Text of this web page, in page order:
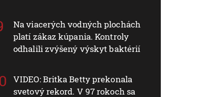
Na viacerých vodných plochách
platí zákaz kúpania. Kontroly
odhalili zvýšený výskyt baktérií
VIDEO: Britka Betty prekonala
svetový rekord. V 97 rokoch sa